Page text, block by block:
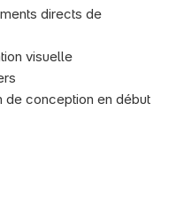
directs de
visuelle
de conception en début